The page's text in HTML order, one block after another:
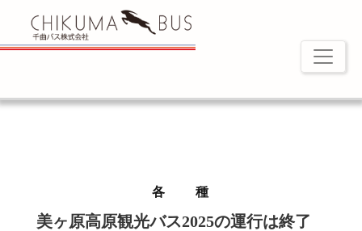
各 種
美ヶ原高原観光バス2025の運行は終了